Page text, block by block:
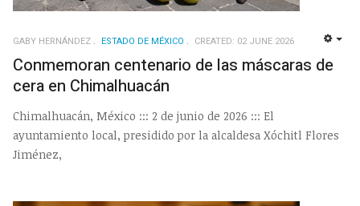
GABY HERNÁNDEZ ESTADO DE MÉXICO CREATED: 02 JUNE 2026
Conmemoran centenario de las máscaras de
cera en Chimalhuacán
Chimalhuacán, México ::: 2 de junio de 2026 ::: El
ayuntamiento local, presidido por la alcaldesa Xóchitl Flores
Jiménez,